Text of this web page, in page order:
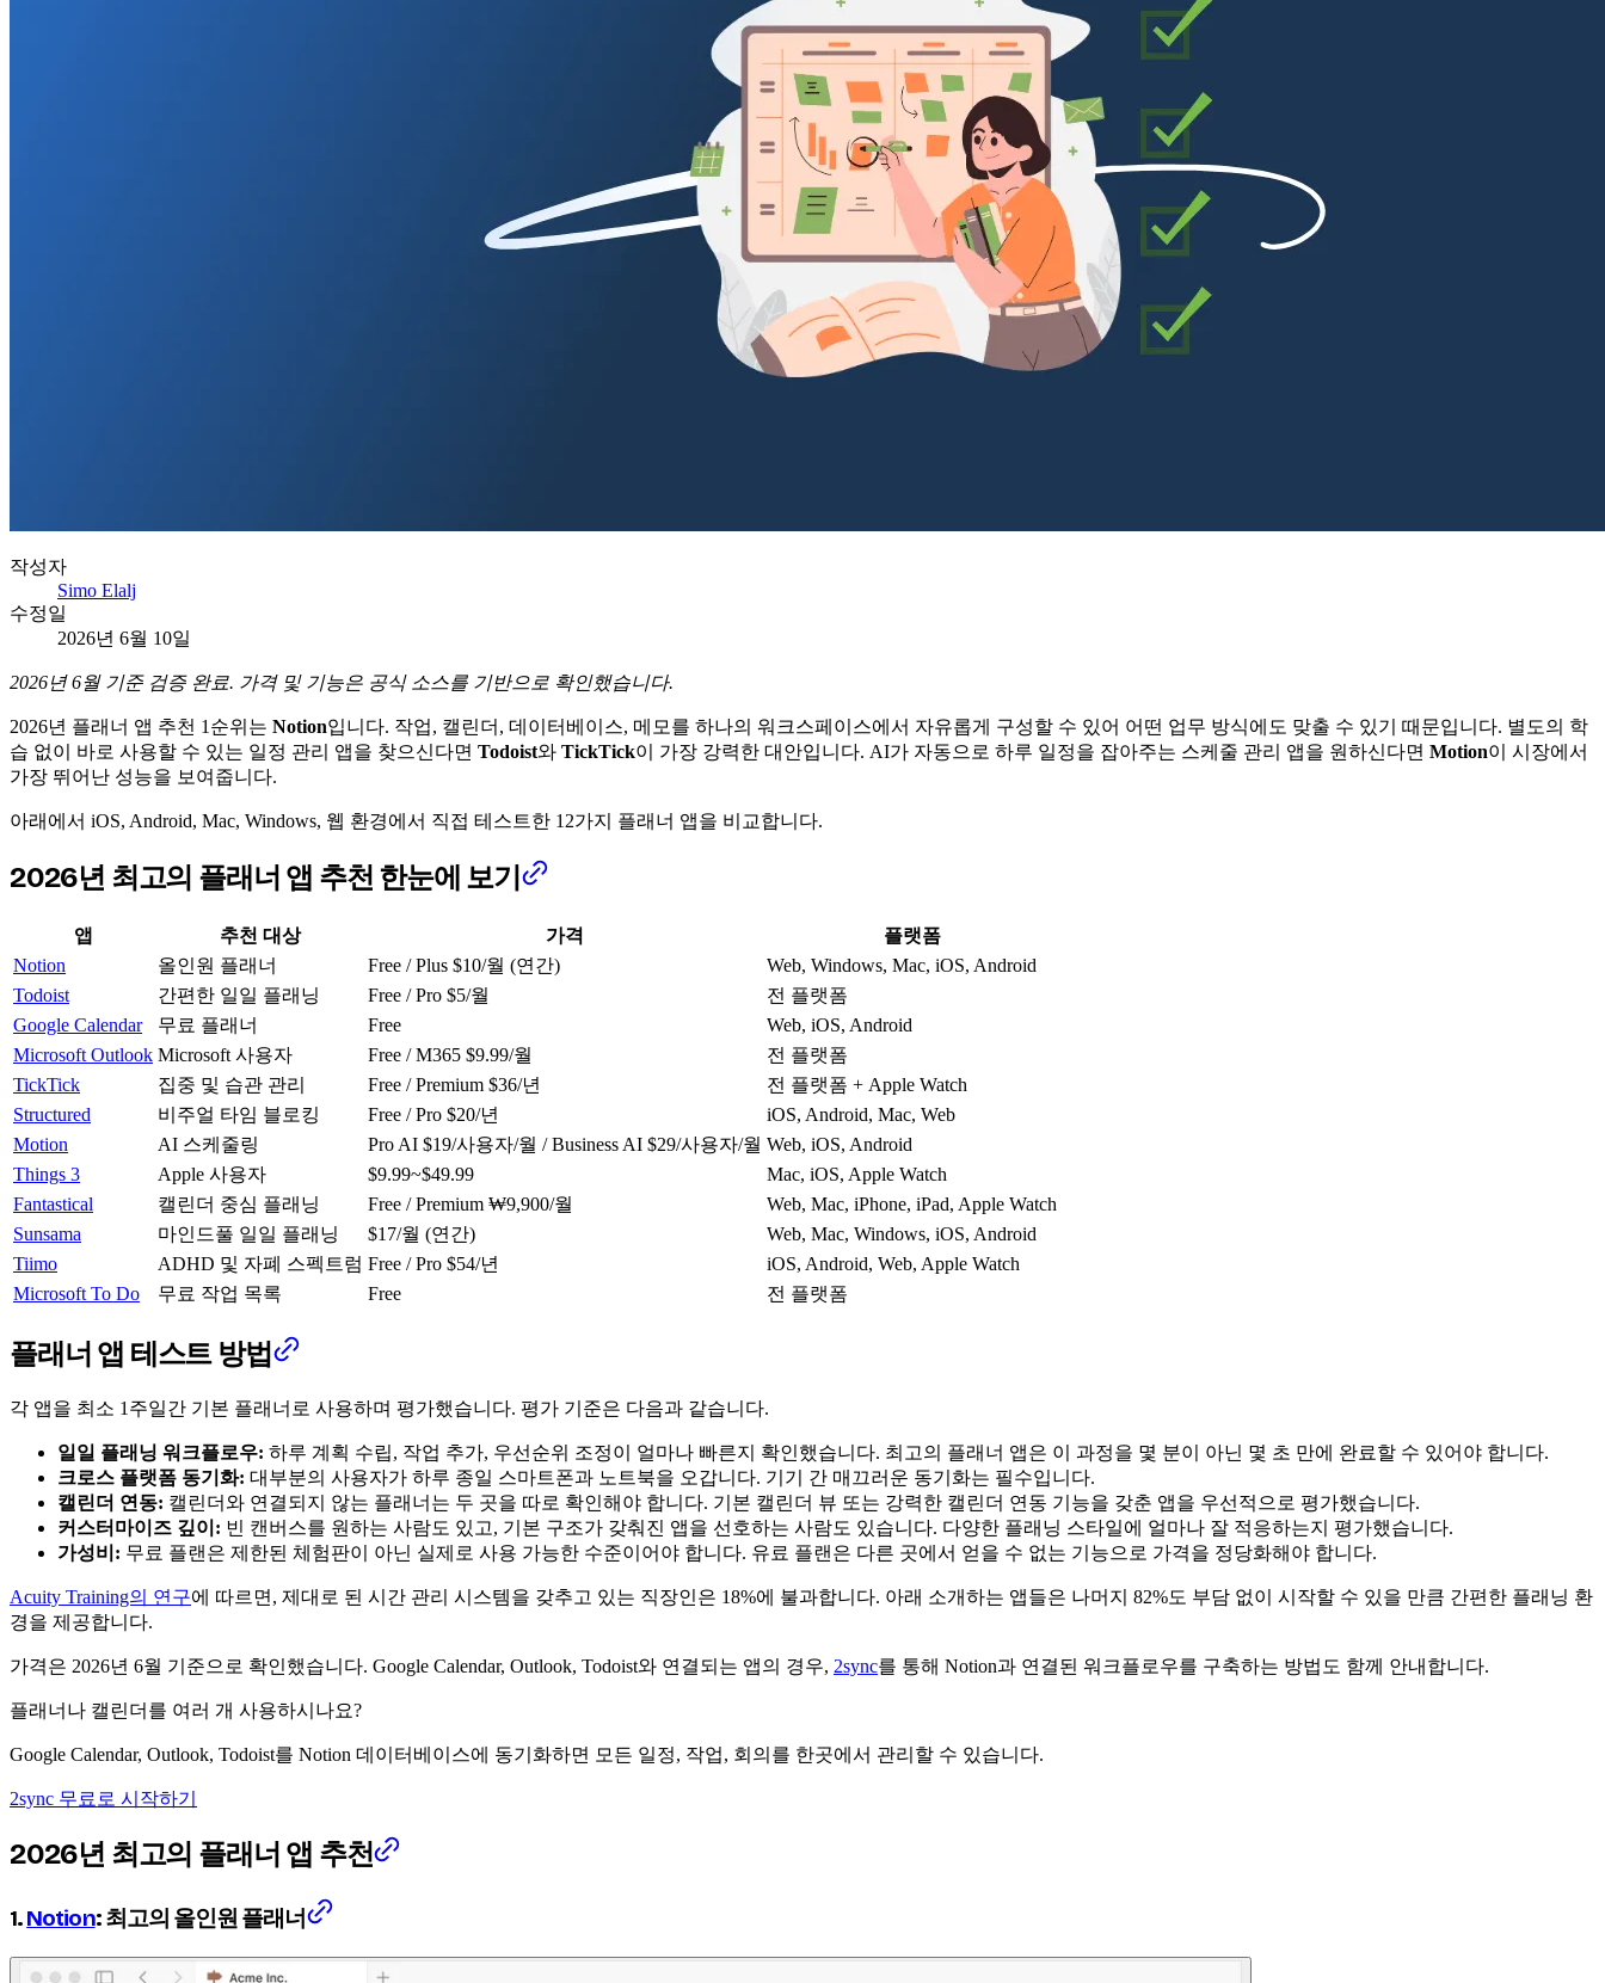
작성자
Simo Elalj
수정일
2026년 6월 10일
2026년 6월 기준 검증 완료. 가격 및 기능은 공식 소스를 기반으로 확인했습니다.
2026년 플래너 앱 추천 1순위는 Notion입니다. 작업, 캘린더, 데이터베이스, 메모를 하나의 워크스페이스에서 자유롭게 구성할 수 있어 어떤 업무 방식에도 맞출 수 있기 때문입니다. 별도의 학
습 없이 바로 사용할 수 있는 일정 관리 앱을 찾으신다면 Todoist와 TickTick이 가장 강력한 대안입니다. AI가 자동으로 하루 일정을 잡아주는 스케줄 관리 앱을 원하신다면 Motion이 시장에서
가장 뛰어난 성능을 보여줍니다.
아래에서 iOS, Android, Mac, Windows, 웹 환경에서 직접 테스트한 12가지 플래너 앱을 비교합니다.
2026년 최고의 플래너 앱 추천 한눈에 보기
앱 추천 대상 가격
플랫폼
Notion
올인원 플래너 Free / Plus $10/월 (연간)
Web, Windows, Mac, iOS, Android
Todoist
간편한 일일 플래닝 Free / Pro $5/월
전 플랫폼
Google Calendar
무료 플래너 Free
Web, iOS, Android
Microsoft Outlook Microsoft 사용자 Free / M365 $9.99/월
전 플랫폼
TickTick
집중 및 습관 관리 Free / Premium $36/년
전 플랫폼 + Apple Watch
Structured
비주얼 타임 블로킹 Free / Pro $20/년
iOS, Android, Mac, Web
Motion
AI 스케줄링 Pro AI $19/사용자/월 / Business AI $29/사용자/월 Web, iOS, Android
Things 3
Apple 사용자 $9.99~$49.99
Mac, iOS, Apple Watch
Fantastical
캘린더 중심 플래닝 Free / Premium ₩9,900/월
Web, Mac, iPhone, iPad, Apple Watch
Sunsama
마인드풀 일일 플래닝 $17/월 (연간)
Web, Mac, Windows, iOS, Android
Tiimo
ADHD 및 자폐 스펙트럼 Free / Pro $54/년
iOS, Android, Web, Apple Watch
Microsoft To Do
무료 작업 목록 Free 전 플랫폼
플래너 앱 테스트 방법
각 앱을 최소 1주일간 기본 플래너로 사용하며 평가했습니다. 평가 기준은 다음과 같습니다.
일일 플래닝 워크플로우: 하루 계획 수립, 작업 추가, 우선순위 조정이 얼마나 빠른지 확인했습니다. 최고의 플래너 앱은 이 과정을 몇 분이 아닌 몇 초 만에 완료할 수 있어야 합니다.
크로스 플랫폼 동기화: 대부분의 사용자가 하루 종일 스마트폰과 노트북을 오갑니다. 기기 간 매끄러운 동기화는 필수입니다.
캘린더 연동: 캘린더와 연결되지 않는 플래너는 두 곳을 따로 확인해야 합니다. 기본 캘린더 뷰 또는 강력한 캘린더 연동 기능을 갖춘 앱을 우선적으로 평가했습니다.
커스터마이즈 깊이: 빈 캔버스를 원하는 사람도 있고, 기본 구조가 갖춰진 앱을 선호하는 사람도 있습니다. 다양한 플래닝 스타일에 얼마나 잘 적응하는지 평가했습니다.
가성비: 무료 플랜은 제한된 체험판이 아닌 실제로 사용 가능한 수준이어야 합니다. 유료 플랜은 다른 곳에서 얻을 수 없는 기능으로 가격을 정당화해야 합니다.
Acuity Training의 연구에 따르면, 제대로 된 시간 관리 시스템을 갖추고 있는 직장인은 18%에 불과합니다. 아래 소개하는 앱들은 나머지 82%도 부담 없이 시작할 수 있을 만큼 간편한 플래닝 환
경을 제공합니다.
가격은 2026년 6월 기준으로 확인했습니다. Google Calendar, Outlook, Todoist와 연결되는 앱의 경우, 2sync를 통해 Notion과 연결된 워크플로우를 구축하는 방법도 함께 안내합니다.
플래너나 캘린더를 여러 개 사용하시나요?
Google Calendar, Outlook, Todoist를 Notion 데이터베이스에 동기화하면 모든 일정, 작업, 회의를 한곳에서 관리할 수 있습니다.
2sync 무료로 시작하기
2026년 최고의 플래너 앱 추천
1.Notion: 최고의 올인원 플래너